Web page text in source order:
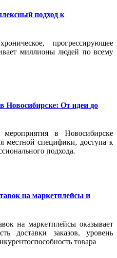
подход к
прогрессирующее
миллионы людей по всему
Новосибирске: От идеи до
мероприятия в Новосибирске
местной специфики, доступа к
подхода.
на маркетплейсы и
на маркетплейсы оказывает
доставки заказов, уровень
товара